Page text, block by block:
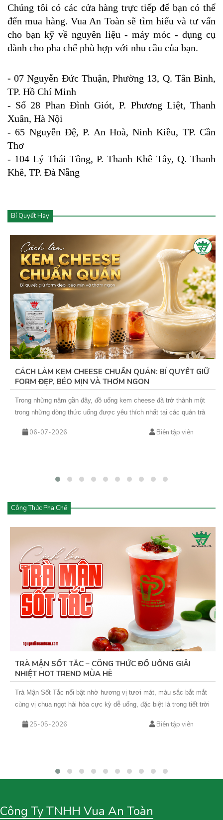
Chúng tôi có các cửa hàng trực tiếp để bạn có thể
đến mua hàng. Vua An Toàn sẽ tìm hiểu và tư vấn
cho bạn kỹ về nguyên liệu - máy móc - dụng cụ
dành cho pha chế phù hợp với nhu cầu của bạn.
-07 Nguyễn Đức Thuận, Phường 13, Q. Tân Bình,
TP. Hồ Chí Minh
- Số 28 Phan Đình Giót, P. Phương Liệt, Thanh
Xuân, Hà Nội
- 65 Nguyễn Đệ, P. An Hoà, Ninh Kiều, TP. Cần
Thơ
- 104 Lý Thái Tông, P. Thanh Khê Tây, Q. Thanh
Khê, TP. Đà Nẵng
Bí Quyết Hay
CÁCH LÀM KEM CHEESE CHUẨN QUÁN: BÍ QUYẾT GIỮ
FORM ĐẸP, BÉO MỊN VÀ THƠM NGON
Trong những năm gần đây, đồ uống kem cheese đã trở thành một
trong những dòng thức uống được yêu thích nhất tại các quán trà
cheese đến cà phê kem cheese hay matcha kem cheese, tất cả
06-07-2026 Biên tập viên
Công Thức Pha Chế
TRÀ MẬN SỐT TẮC – CÔNG THỨC ĐỒ UỐNG GIẢI
NHIỆT HOT TREND MÙA HÈ
Trà Mận Sốt Tắc nổi bật nhờ hương vị tươi mát, màu sắc bắt mắt
cùng vị chua ngọt hài hòa cực kỳ dễ uống, đặc biệt là trong tiết trời
đậm vị và sốt tắc chua thanh giúp món nước này không chỉ giải
Toàn khám phá ngay công thức Trà Mận Sốt Tắc dưới đây nhé!
25-05-2026 Biên tập viên
Công Ty TNHH Vua An Toàn